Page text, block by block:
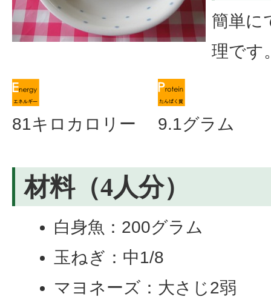
簡単に
理です
81キロカロリー 9.1グラム
材料（4人分）
白身魚：200グラム
玉ねぎ：中1/8
マヨネーズ：大さじ2弱